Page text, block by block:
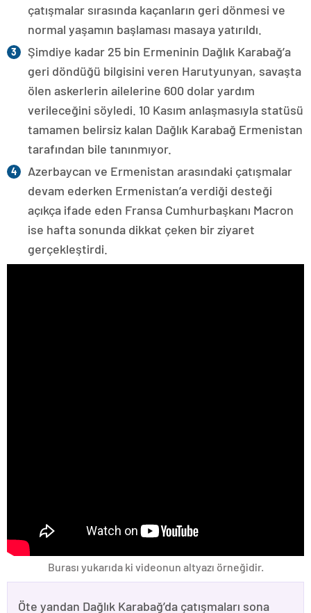
çatışmalar sırasında kaçanların geri dönmesi ve
normal yaşamın başlaması masaya yatırıldı.
Şimdiye kadar 25 bin Ermeninin Dağlık Karabağ’a
geri döndüğü bilgisini veren Harutyunyan, savaşta
ölen askerlerin ailelerine 600 dolar yardım
verileceğini söyledi. 10 Kasım anlaşmasıyla statüsü
tamamen belirsiz kalan Dağlık Karabağ Ermenistan
tarafından bile tanınmıyor.
Azerbaycan ve Ermenistan arasındaki çatışmalar
devam ederken Ermenistan’a verdiği desteği
açıkça ifade eden Fransa Cumhurbaşkanı Macron
ise hafta sonunda dikkat çeken bir ziyaret
gerçekleştirdi.
Burası yukarıda ki videonun altyazı örneğidir.
Öte yandan Dağlık Karabağ’da çatışmaları sona